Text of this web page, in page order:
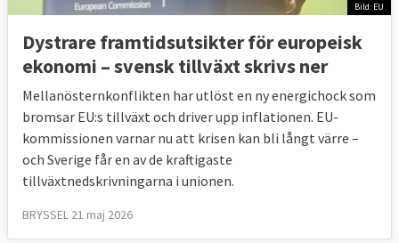
Bild: EU
Dystrare framtidsutsikter för europeisk
ekonomi – svensk tillväxt skrivs ner
Mellanösternkonflikten har utlöst en ny energichock som
bromsar EU:s tillväxt och driver upp inflationen. EU-
kommissionen varnar nu att krisen kan bli långt värre –
och Sverige får en av de kraftigaste
tillväxtnedskrivningarna i unionen.
BRYSSEL 21 maj 2026